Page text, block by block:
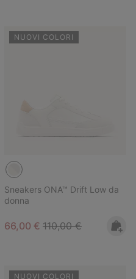
NUOVI COLORI
Sneakers ONA™ Drift Low da
donna
Sale price:
66,00 € Regular price:
110,00 €
NUOVI COLORI